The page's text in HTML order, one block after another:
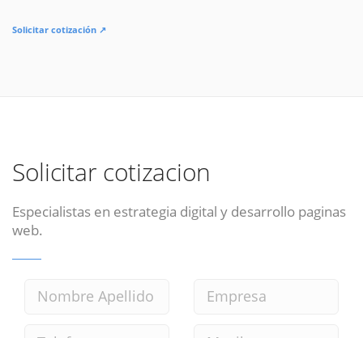
Solicitar cotización ↗
Solicitar cotizacion
Especialistas en estrategia digital y desarrollo paginas
web.